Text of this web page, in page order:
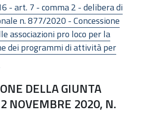
- art. 7 - comma 2 - delibera di
n. 877/2020 - Concessione
associazioni pro loco per la
dei programmi di attività per
DELLA GIUNTA
NOVEMBRE 2020, N.